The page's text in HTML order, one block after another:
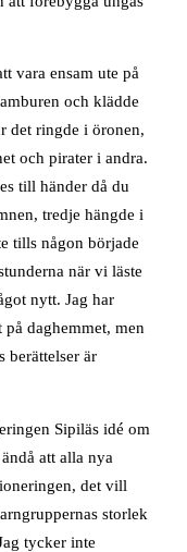
vara ensam ute på
och klädde
det ringde i öronen,
och pirater i andra.
till händer då du
tredje hängde i
tills någon började
när vi läste
nytt. Jag har
daghemmet, men
berättelser är
Sipiläs idé om
att alla nya
det vill
storlek
tycker inte